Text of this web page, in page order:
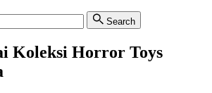
Search
Koleksi Horror Toys